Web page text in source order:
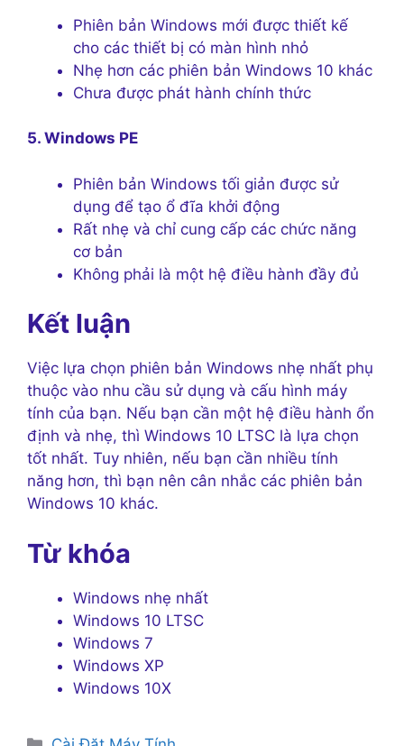
Phiên bản Windows mới được thiết kế
cho các thiết bị có màn hình nhỏ
Nhẹ hơn các phiên bản Windows 10 khác
Chưa được phát hành chính thức
5. Windows PE
Phiên bản Windows tối giản được sử
dụng để tạo ổ đĩa khởi động
Rất nhẹ và chỉ cung cấp các chức năng
cơ bản
Không phải là một hệ điều hành đầy đủ
Kết luận
Việc lựa chọn phiên bản Windows nhẹ nhất phụ
thuộc vào nhu cầu sử dụng và cấu hình máy
tính của bạn. Nếu bạn cần một hệ điều hành ổn
định và nhẹ, thì Windows 10 LTSC là lựa chọn
tốt nhất. Tuy nhiên, nếu bạn cần nhiều tính
năng hơn, thì bạn nên cân nhắc các phiên bản
Windows 10 khác.
Từ khóa
Windows nhẹ nhất
Windows 10 LTSC
Windows 7
Windows XP
Windows 10X
Danh